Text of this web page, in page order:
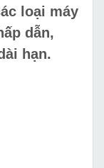
loại máy
dẫn,
hạn.